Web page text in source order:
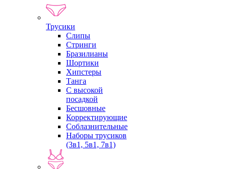
Трусики
Слипы
Стринги
Бразилианы
Шортики
Хипстеры
Танга
С высокой
посадкой
Бесшовные
Корректирующие
Соблазнительные
Наборы трусиков
(3в1, 5в1, 7в1)